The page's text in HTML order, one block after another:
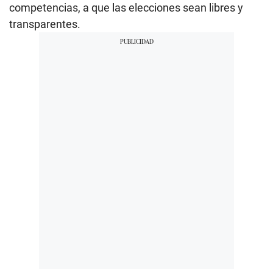
competencias, a que las elecciones sean libres y
transparentes.